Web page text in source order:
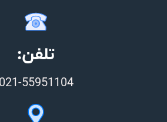
تلفن:
021-55951104